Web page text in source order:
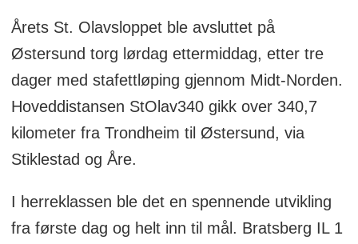
Årets St. Olavsloppet ble avsluttet på
Østersund torg lørdag ettermiddag, etter tre
dager med stafettløping gjennom Midt-Norden.
Hoveddistansen StOlav340 gikk over 340,7
kilometer fra Trondheim til Østersund, via
Stiklestad og Åre.
I herreklassen ble det en spennende utvikling
fra første dag og helt inn til mål. Bratsberg IL 1